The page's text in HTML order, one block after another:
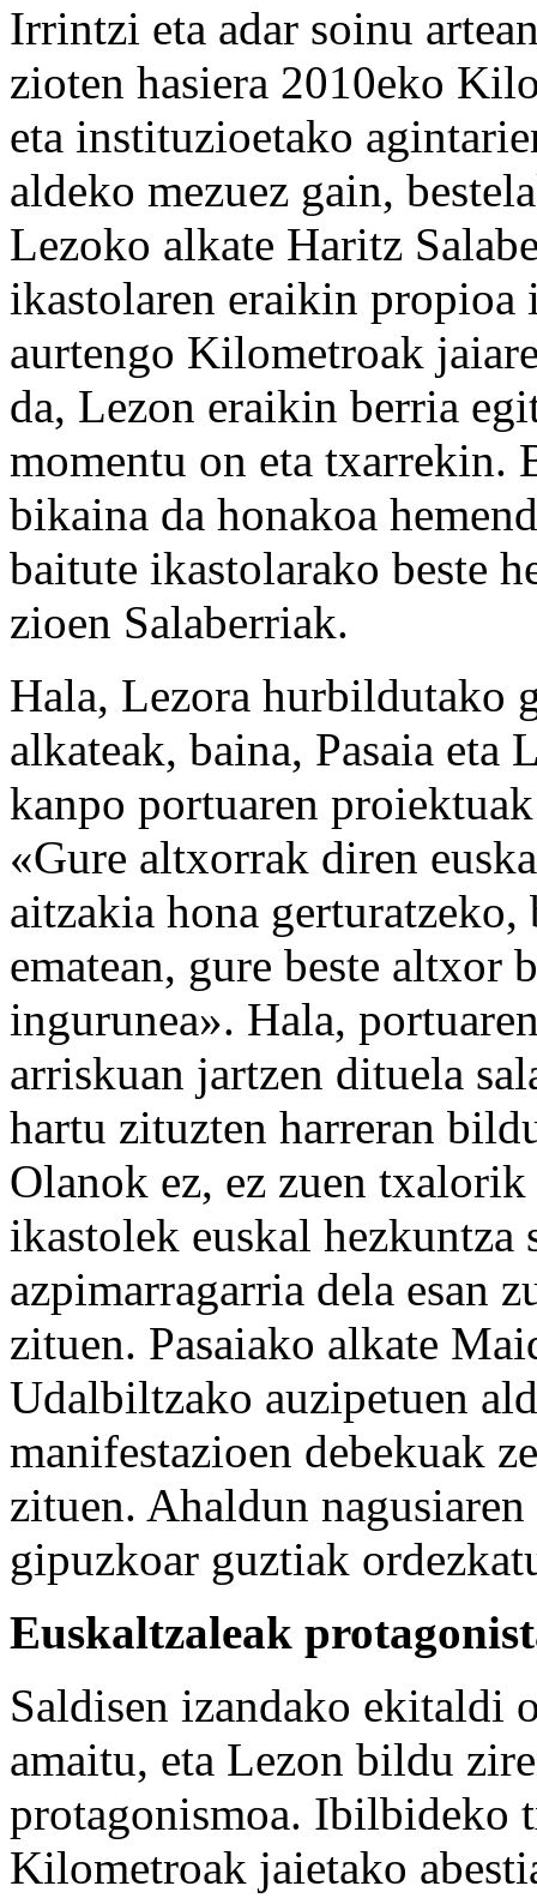
Irrintzi eta adar soinu
zioten hasiera 2010eko
eta instituzioetako
aldeko mezuez gain,
Lezoko alkate Haritz
ikastolaren eraikin propioa
aurtengo Kilometroak
da, Lezon eraikin berria
momentu on eta txarrekin.
bikaina da honakoa
baitute ikastolarako beste
zioen Salaberriak.
Hala, Lezora hurbildutako
alkateak, baina, Pasaia eta
kanpo portuaren
«Gure altxorrak diren
aitzakia hona
ematean, gure beste altxor
ingurunea». Hala,
arriskuan jartzen dituela
hartu zituzten harreran
Olanok ez, ez zuen
ikastolek euskal hezkuntza
azpimarragarria dela esan
zituen. Pasaiako alkate
Udalbiltzako auzipetuen
manifestazioen debekuak
zituen. Ahaldun
gipuzkoar guztiak
Euskaltzaleak
Saldisen izandako ekitaldi
amaitu, eta Lezon bildu
protagonismoa. Ibilbideko
Kilometroak jaietako